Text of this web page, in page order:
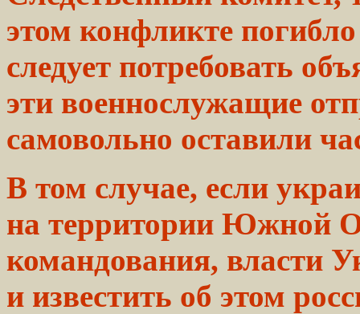
этом конфликте
следует потребовать
эти военнослужащие
самовольно оставили
В том случае, если
на территории Южной
командования, власти
и известить об этом